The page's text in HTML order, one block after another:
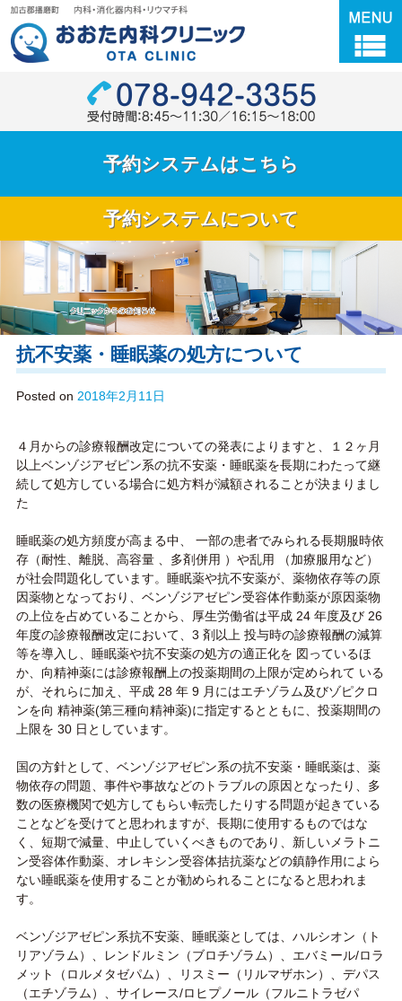
Skip
content
加古郡播磨
電話番号
予約システムはこちら
予約システムについて
クリニックのご案内
ドクター紹介
初診の方へ
よくあるご質問
抗不安薬・睡眠薬の処方について
Posted on 2018年2月11日
４月からの診療報酬改定についての発表によりますと、１２ヶ月
以上ベンゾジアゼピン系の抗不安薬・睡眠薬を長期にわたって継
続して処方している場合に処方料が減額されることが決まりまし
た
睡眠薬の処方頻度が高まる中、 一部の患者でみられる長期服時依
存（耐性、離脱、高容量 、多剤併用 ）や乱用 （加療服用など）
が社会問題化しています。睡眠薬や抗不安薬が、薬物依存等の原
因薬物となっており、ベンゾジアゼピン受容体作動薬が原因薬物
の上位を占めていることから、厚生労働省は平成 24 年度及び 26
年度の診療報酬改定において、3 剤以上 投与時の診療報酬の減算
等を導入し、睡眠薬や抗不安薬の処方の適正化を 図っているほ
か、向精神薬には診療報酬上の投薬期間の上限が定められて いる
が、それらに加え、平成 28 年 9 月にはエチゾラム及びゾピクロ
ンを向 精神薬(第三種向精神薬)に指定するとともに、投薬期間の
上限を 30 日としています。
国の方針として、ベンゾジアゼピン系の抗不安薬・睡眠薬は、薬
物依存の問題、事件や事故などのトラブルの原因となったり、多
数の医療機関で処方してもらい転売したりする問題が起きている
ことなどを受けてと思われますが、長期に使用するものではな
く、短期で減量、中止していくべきものであり、新しいメラトニ
ン受容体作動薬、オレキシン受容体拮抗薬などの鎮静作用によら
ない睡眠薬を使用することが勧められることになると思われま
す。
ベンゾジアゼピン系抗不安薬、睡眠薬としては、ハルシオン（ト
リアゾラム）、レンドルミン（ブロチゾラム）、エバミール/ロラ
メット（ロルメタゼパム）、リスミー（リルマザホン）、デパス
（エチゾラム）、サイレース/ロヒプノール（フルニトラゼパ